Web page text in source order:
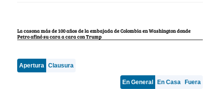
La casona más de 100 años de la embajada de Colombia en Washington donde
Petro afinó su cara a cara con Trump
Apertura Clausura
En General En Casa
Fuera